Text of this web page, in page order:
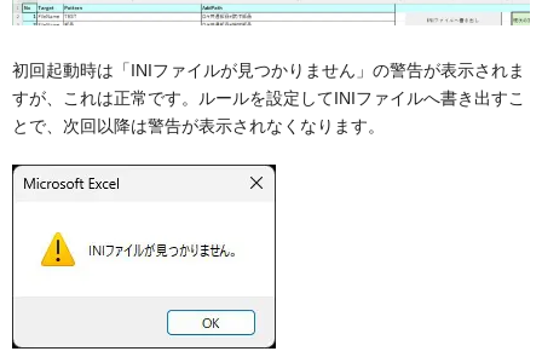
初回起動時は「INIファイルが見つかりません」の警告が表示されま
すが、これは正常です。ルールを設定してINIファイルへ書き出すこ
とで、次回以降は警告が表示されなくなります。